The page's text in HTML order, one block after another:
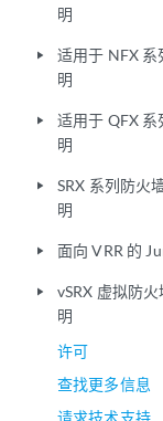
明
play_arrow
适用于 NFX 系
明
play_arrow
适用于 QFX 系
明
play_arrow
SRX 系列防火
明
play_arrow 面向 VRR 的
play_arrow
vSRX 虚拟防
明
许可
查找更多信息
请求技术支持